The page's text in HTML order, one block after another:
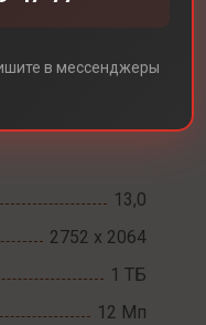
данные
13 M5
13,0
2752 х 2064
1 ТБ
12 Мп
в мессенджеры